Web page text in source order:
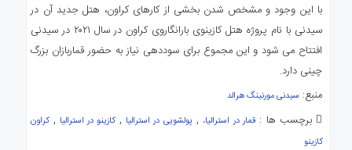
با این وجود و مشخص شدن بخشی از کارهای کراون، هتل جدید آن در
سیدنی با نام پروژه هتل کازینوی بارانگاروی کراون در سال ۲۰۲۱ در سیدنی
افتتاح می شود و این مجموع برای سوددهی نیاز به حضور قماربازان بزرگ
چینی دارد.
منبع: سیدنی مورنینگ هرالد
برچسب ها :قمار در استرالیا، , پولشویی در استرالیا ,کازینو در استرالیا ,کراون
کازینو